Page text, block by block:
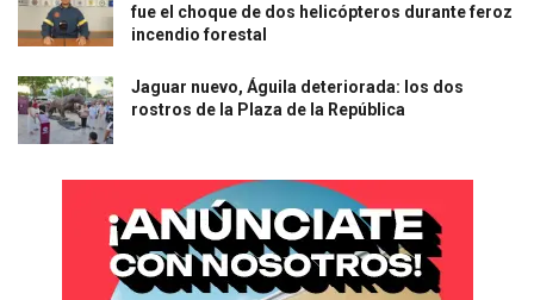
fue el choque de dos helicópteros durante feroz
incendio forestal
Jaguar nuevo, Águila deteriorada: los dos
rostros de la Plaza de la República